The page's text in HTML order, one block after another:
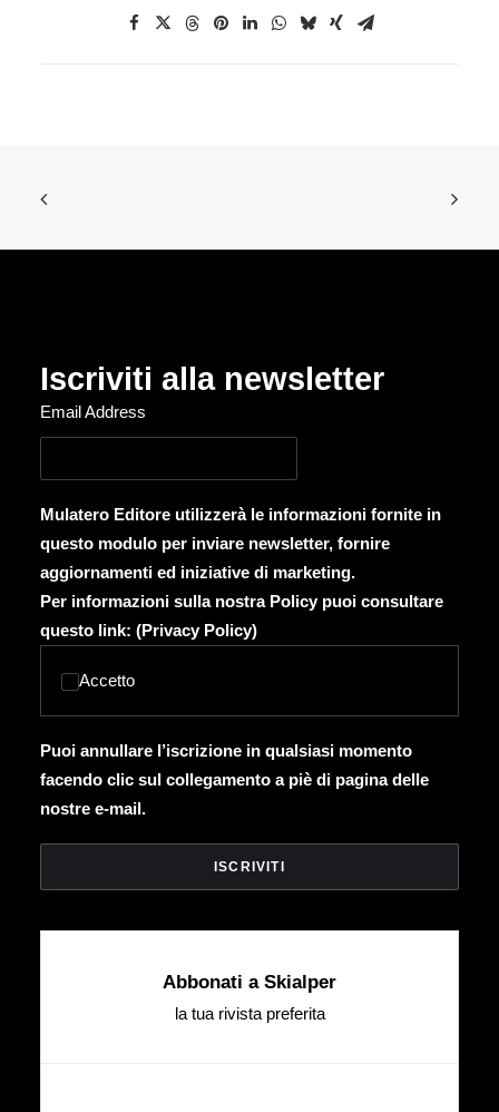
Iscriviti alla newsletter
Email Address
Mulatero Editore utilizzerà le informazioni fornite in
questo modulo per inviare newsletter, fornire
aggiornamenti ed iniziative di marketing.
Per informazioni sulla nostra Policy puoi consultare
questo link: (Privacy Policy)
Accetto
Puoi annullare l’iscrizione in qualsiasi momento
facendo clic sul collegamento a piè di pagina delle
nostre e-mail.
Abbonati a Skialper
la tua rivista preferita